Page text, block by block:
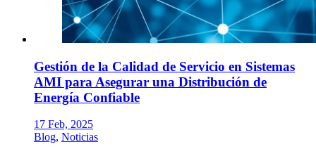
Gestión de la Calidad de Servicio en Sistemas
AMI para Asegurar una Distribución de
Energía Confiable
17 Feb, 2025
Blog, Noticias